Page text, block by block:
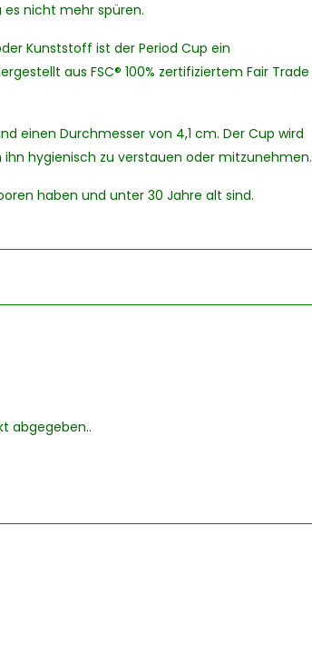
nicht mehr spüren.
Kunststoff ist der Period Cup ein
aus FSC® 100% zertifiziertem Fair Trade
einen Durchmesser von 4,1 cm. Der Cup wird
hygienisch zu verstauen oder mitzunehmen.
haben und unter 30 Jahre alt sind.
abgegeben..